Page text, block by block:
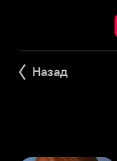
Назад